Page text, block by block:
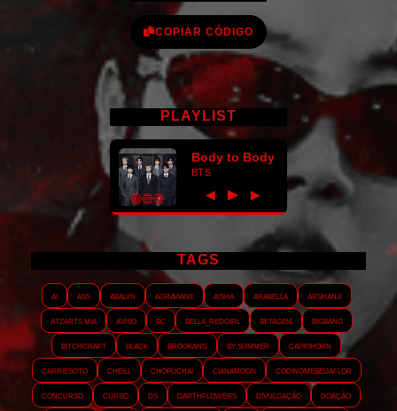
COPIAR CÓDIGO
PLAYLIST
Body to Body
BTS
◀ ► ▶
TAGS
AI ASS Abalyn Agraviane Aisha Arabella
Arshanji
Atzarts Mia
Aviso BC Bella_RedGirl Betagem
Bigbang
Bitchcraft
Black Brookang By.summer
Caprihorn
Carriesoto
Cheill Chopuchai Cianamoon
Codinomebeijaflor
Concurso
Curso DS Darthflowers Divulgação Doação